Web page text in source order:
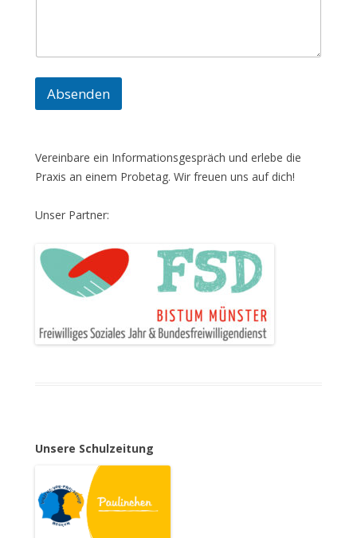
t
Absenden
Vereinbare ein Informationsgespräch und erlebe die
Praxis an einem Probetag. Wir freuen uns auf dich!
Unser Partner:
Unsere Schulzeitung